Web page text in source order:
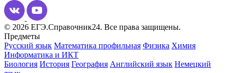
© 2026 ЕГЭ.Справочник24. Все права защищены.
Предметы
Русский язык Математика профильная Физика Химия
Информатика и ИКТ
Биология История География Английский язык Немецкий